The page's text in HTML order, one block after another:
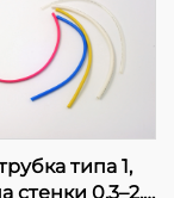
защита,
1–80 мм
типа 1,
стенки 0,3–2,0